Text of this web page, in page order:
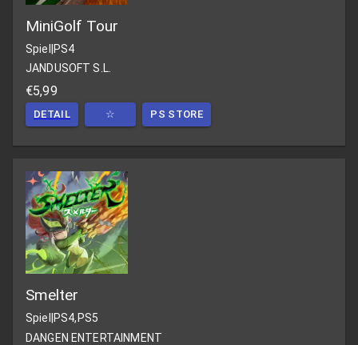
MiniGolf Tour
Spiel|PS4
JANDUSOFT S.L.
€5,99
DETAIL ☆ PS STORE
Smelter
Spiel
PS4,PS5
DANGEN ENTERTAINMENT